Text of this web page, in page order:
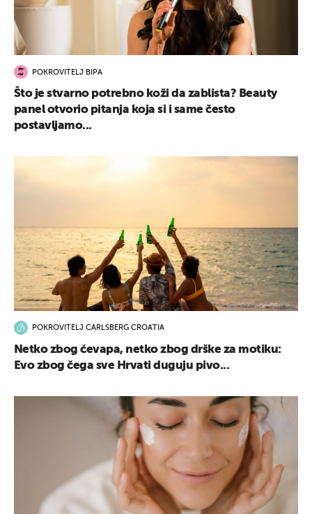
POKROVITELJ BIPA
Što je stvarno potrebno koži da zablista? Beauty
panel otvorio pitanja koja si i same često
postavljamo...
POKROVITELJ CARLSBERG CROATIA
Netko zbog ćevapa, netko zbog drške za motiku:
Evo zbog čega sve Hrvati duguju pivo...